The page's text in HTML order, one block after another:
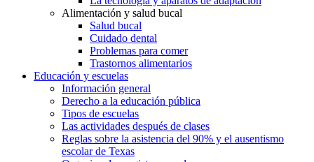
Alimentación y salud bucal
Salud bucal
Cuidado dental
Problemas para comer
Trastornos alimentarios
Educación y escuelas
Información general
Derecho a la educación pública
Tipos de escuelas
Las actividades después de clases
Reglas sobre la asistencia del 90% y el ausentismo
escolar de Texas